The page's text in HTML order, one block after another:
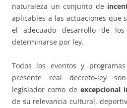
naturaleza un conjunto de
aplicables a las actuaciones que
el adecuado desarrollo de
determinarse por ley.
Todos los eventos y
presente real decreto-ley
legislador como de excepcional
de su relevancia cultural,